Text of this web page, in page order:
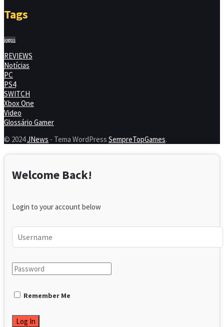
Tags
jogos
REVIEWS
Notícias
PC
PS4
SWITCH
Xbox One
Video
Glossário Gamer
© 2024JNews - Tema WordPress SempreTopGames.
Welcome Back!
Login to your account below
Remember Me